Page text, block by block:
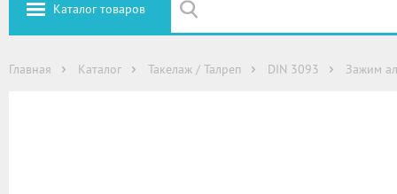
Каталог товаров
Главная Каталог Такелаж / Талреп DIN 3093 Зажим